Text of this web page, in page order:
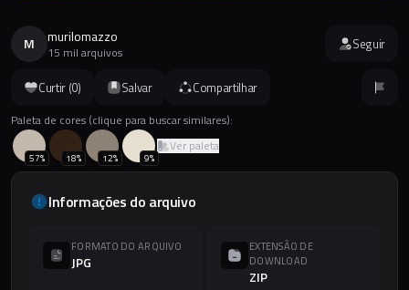
Curtir (0) Salvar Compartilhar
Paleta de cores (clique para buscar similares):
57% 18% 12% 9%
Ver paleta
Informações do arquivo
FORMATO DO ARQUIVO
JPG
EXTENSÃO DE
DOWNLOAD
ZIP
M murilomazzo
15 mil arquivos Seguir